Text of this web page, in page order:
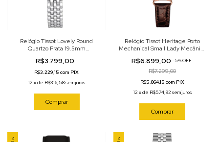
Relógio Tissot Lovely Round
Quartzo Prata 19.5mm
R$3.799,00
R$3.229,15 com PIX
12 xde R$316,58sem juros
Comprar
Relógio Tissot Heritage Porto
Mechanical Small Lady Mecânico
R$6.899,00 -5%OFF
R$7.299,00
R$5.864,15 com PIX
12 xde R$574,92 sem juros
Comprar